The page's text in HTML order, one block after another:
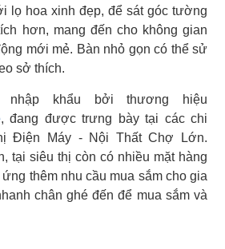
lọ hoa xinh đẹp, để sát góc tường
hơn, mang đến cho không gian
mới mẻ. Bàn nhỏ gọn có thể sử
sở thích.
, đang được trưng bày tại các chi
Điện Máy - Nội Thất Chợ Lớn.
tại siêu thị còn có nhiều mặt hàng
thêm nhu cầu mua sắm cho gia
chân ghé đến để mua sắm và